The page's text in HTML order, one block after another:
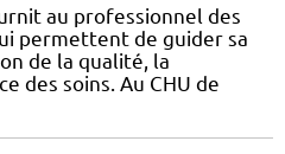
au professionnel des
permettent de guider sa
de la qualité, la
des soins. Au CHU de